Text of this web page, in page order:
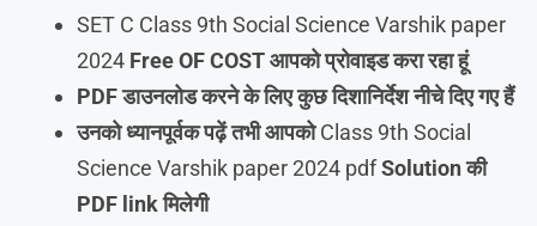
SET C Class 9th Social Science Varshik paper
2024 Free OF COST आपको प्रोवाइड करा रहा हूं
PDF डाउनलोड करने के लिए कुछ दिशानिर्देश नीचे दिए गए हैं
उनको ध्यानपूर्वक पढ़ें तभी आपकोClass 9th Social
Science Varshik paper 2024 pdfSolutionकी
PDF linkमिलेगी